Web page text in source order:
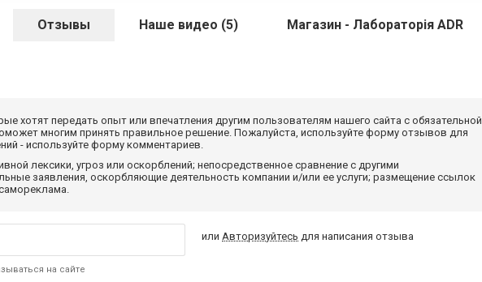
Отзывы Наше видео (5) Магазин - Лабораторія ADR
хотят передать опыт или впечатления другим пользователям нашего сайта с обязательной
многим принять правильное решение. Пожалуйста, используйте форму отзывов для
- используйте форму комментариев.
лексики, угроз или оскорблений; непосредственное сравнение с другими
заявления, оскорбляющие деятельность компании и/или ее услуги; размещение ссылок
на сайте
или Авторизуйтесь для написания отзыва